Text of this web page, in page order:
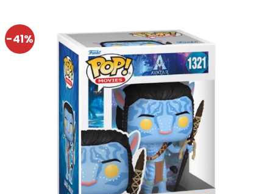
-41%